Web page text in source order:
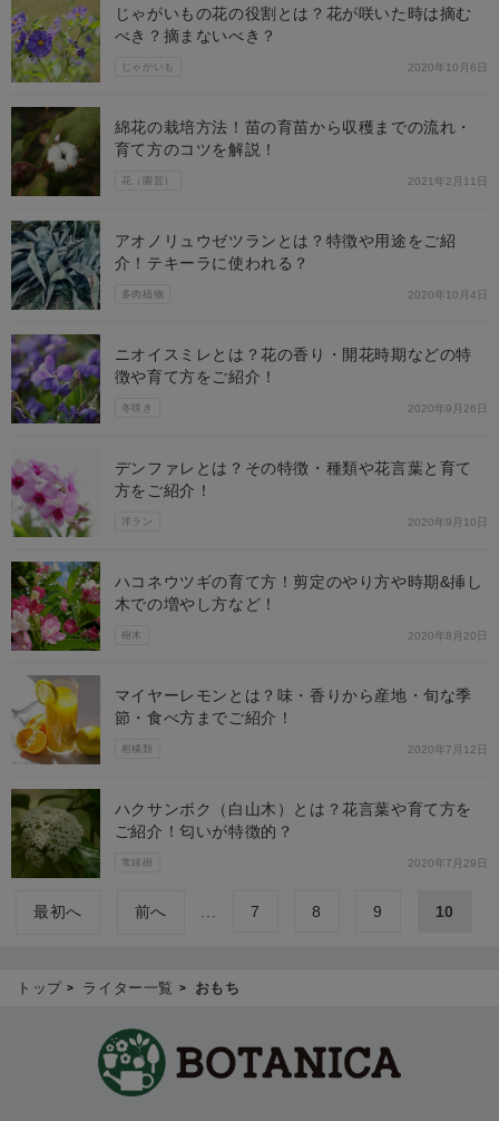
じゃがいも
じゃがいもの花の役割とは？花が咲いた時は摘む
べき？摘まないべき？
2020年10月6日
花（園芸）
綿花の栽培方法！苗の育苗から収穫までの流れ・
育て方のコツを解説！
2021年2月11日
多肉植物
アオノリュウゼツランとは？特徴や用途をご紹
介！テキーラに使われる？
2020年10月4日
冬咲き
ニオイスミレとは？花の香り・開花時期などの特
徴や育て方をご紹介！
2020年9月26日
洋ラン
デンファレとは？その特徴・種類や花言葉と育て
方をご紹介！
2020年9月10日
樹木
ハコネウツギの育て方！剪定のやり方や時期&挿し
木での増やし方など！
2020年8月20日
柑橘類
マイヤーレモンとは？味・香りから産地・旬な季
節・食べ方までご紹介！
2020年7月12日
常緑樹
ハクサンボク（白山木）とは？花言葉や育て方を
ご紹介！匂いが特徴的？
2020年7月29日
最初へ 前へ 7 8 9 10
トップ ライター一覧 おもち